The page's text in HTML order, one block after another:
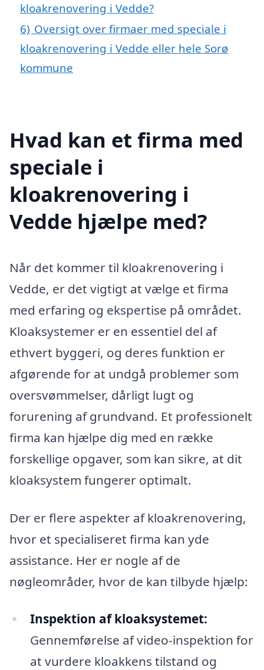
kloakrenovering i Vedde?
6) Oversigt over firmaer med speciale i
kloakrenovering i Vedde eller hele Sorø
kommune
Hvad kan et firma med
speciale i
kloakrenovering i
Vedde hjælpe med?
Når det kommer til kloakrenovering i
Vedde, er det vigtigt at vælge et firma
med erfaring og ekspertise på området.
Kloaksystemer er en essentiel del af
ethvert byggeri, og deres funktion er
afgørende for at undgå problemer som
oversvømmelser, dårligt lugt og
forurening af grundvand. Et professionelt
firma kan hjælpe dig med en række
forskellige opgaver, som kan sikre, at dit
kloaksystem fungerer optimalt.
Der er flere aspekter af kloakrenovering,
hvor et specialiseret firma kan yde
assistance. Her er nogle af de
nøgleområder, hvor de kan tilbyde hjælp:
Inspektion af kloaksystemet:
Gennemførelse af video-inspektion for
at vurdere kloakkens tilstand og